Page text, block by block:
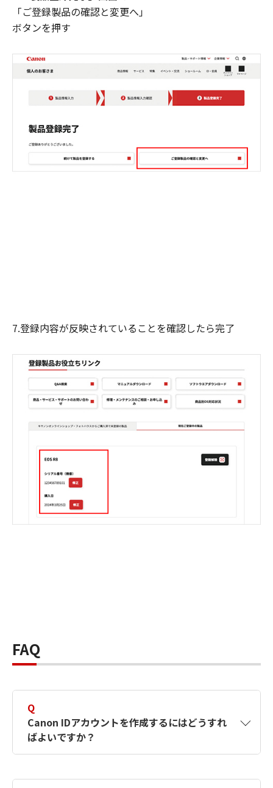
「ご登録製品の確認と変更へ」
ボタンを押す
7.登録内容が反映されていることを確認したら完了
FAQ
Q
Canon IDアカウントを作成するにはどうすれ
ばよいですか？